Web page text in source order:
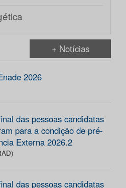
+ Notícias
2026
das pessoas candidatas
para a condição de pré-
Externa 2026.2
das pessoas candidatas